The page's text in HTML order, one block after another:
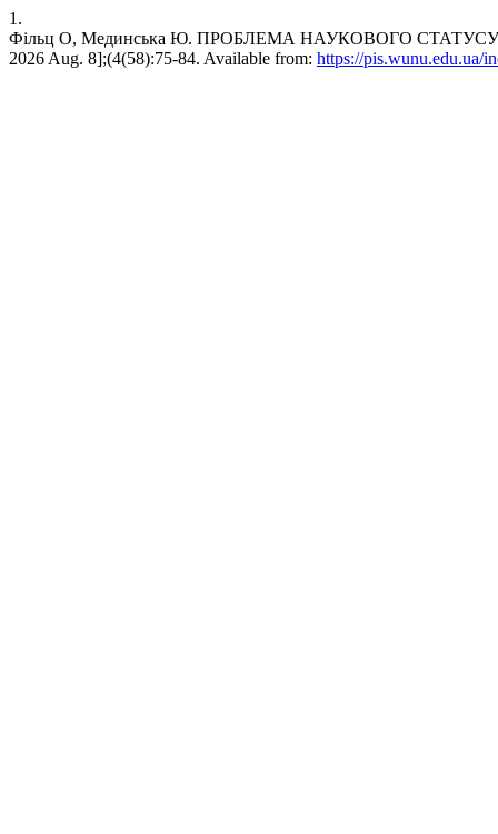
1.
Фільц О, Мединська Ю. ПРОБЛЕМА НАУКОВОГО СТАТУСУ
2026 Aug. 8];(4(58):75-84. Available from: https://pis.wunu.edu.ua/